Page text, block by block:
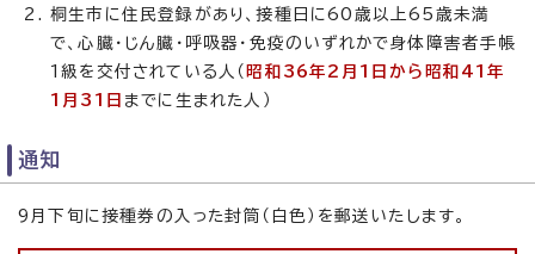
桐生市に住民登録があり、接種日に60歳以上65歳未満
で、心臓・じん臓・呼吸器・免疫のいずれかで身体障害者手帳
1級を交付されている人（ 昭和36年2月1日から昭和41年
1月31日 までに生まれた人）
通知
9月下旬に接種券の入った封筒（白色）を郵送いたします。